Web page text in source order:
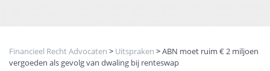
Financieel Recht Advocaten > Uitspraken >ABN moet ruim € 2 miljoen
vergoeden als gevolg van dwaling bij renteswap